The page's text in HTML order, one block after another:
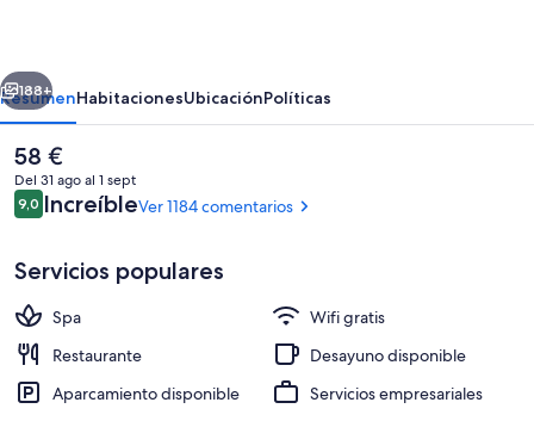
Exterior
Siguiente
188+
ResumenHabitacionesUbicaciónPolíticas
El
precio
actual
es
58 €
58 €
Del 31 ago al 1 sept
Comentarios
9,09,0 de 10
IncreíbleVer 1184 comentarios
Servicios populares
Spa
Wifi gratis
Restaurante
Desayuno disponible
Aparcamiento disponible
Servicios empresariales